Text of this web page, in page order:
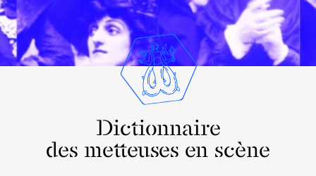
Dictionnaire
des metteuses en scène